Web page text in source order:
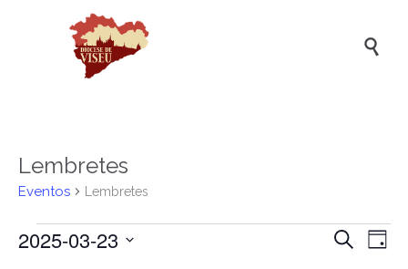

Lembretes
Eventos Lembretes
Eventos
Pesquisar
Dia
2025-03-23